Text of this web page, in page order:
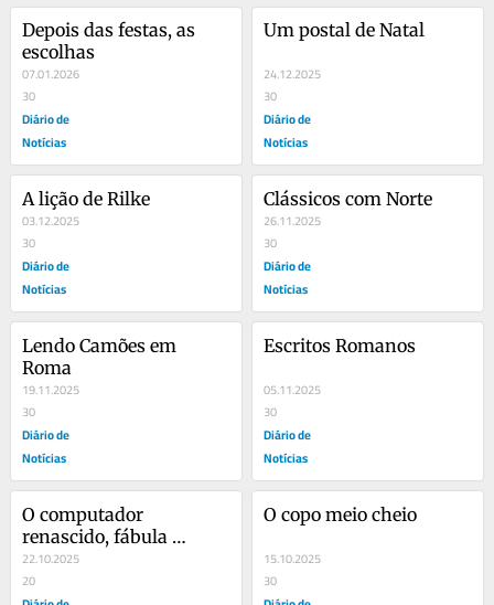
Depois das festas, as
escolhas
07.01.2026
30
Diário de
Notícias
Um postal de Natal
24.12.2025
30
Diário de
Notícias
A lição de Rilke
03.12.2025
30
Diário de
Notícias
Clássicos com Norte
26.11.2025
30
Diário de
Notícias
Lendo Camões em
Roma
19.11.2025
30
Diário de
Notícias
Escritos Romanos
05.11.2025
30
Diário de
Notícias
O computador
renascido, fábula
otimista
22.10.2025
20
O copo meio cheio
15.10.2025
30